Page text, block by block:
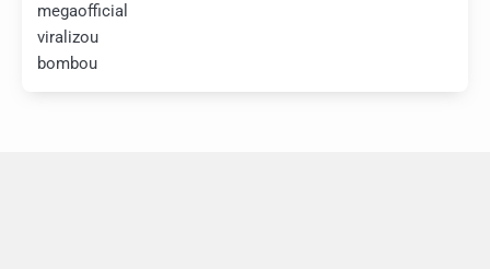
megaofficial
viralizou
bombou